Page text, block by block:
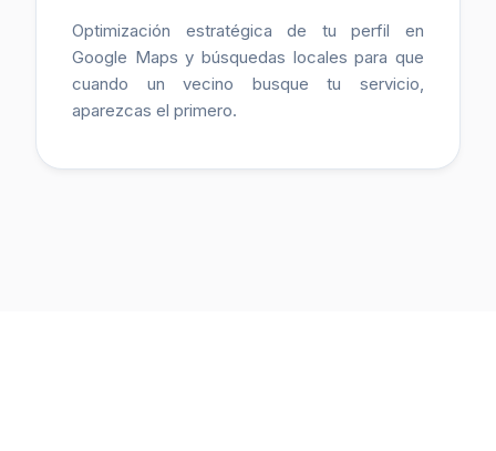
Optimización estratégica de tu perfil en
Google Maps y búsquedas locales para que
cuando un vecino busque tu servicio,
aparezcas el primero.